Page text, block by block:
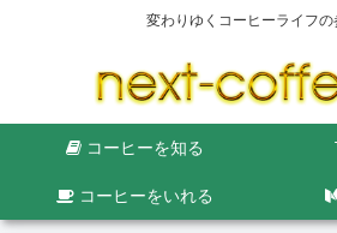
変わりゆくコーヒーライフの
コーヒーを知る
コーヒーをいれる